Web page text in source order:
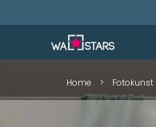
Home > Fotokunst